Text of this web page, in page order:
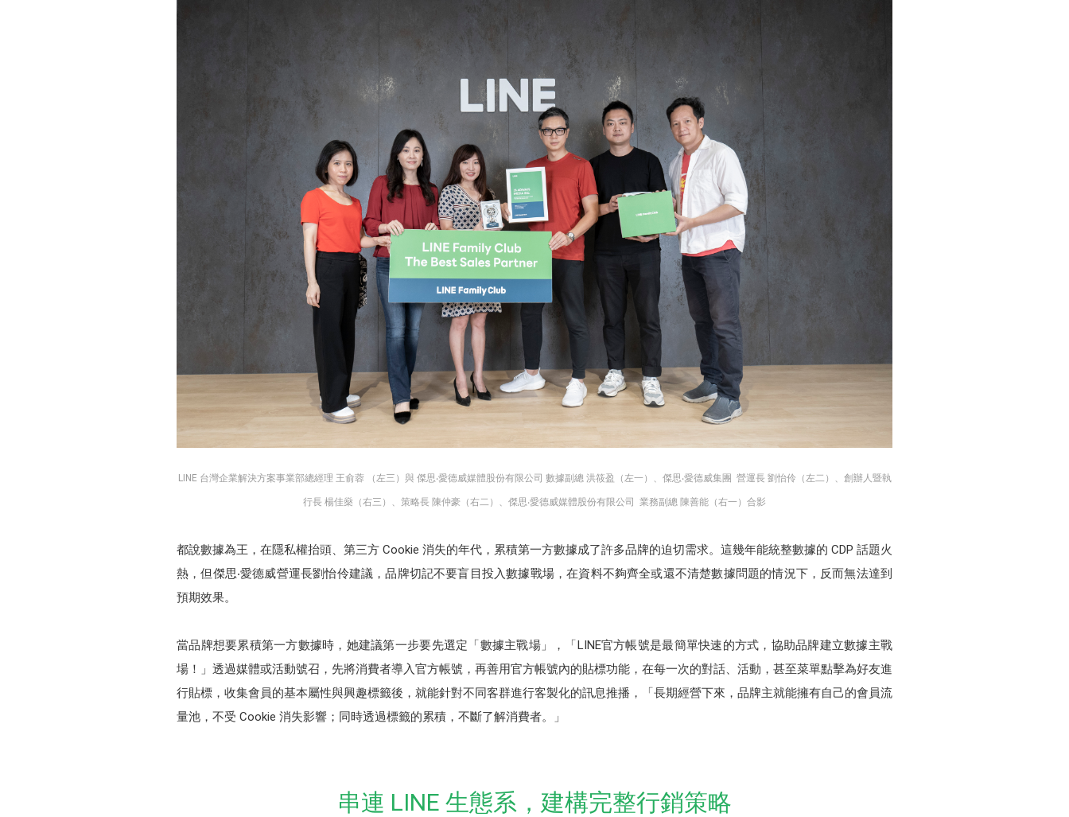
LINE 台灣企業解決方案事業部總經理 王俞蓉 （左三）與 傑思‧愛德威媒體股份有限公司 數據副總 洪筱盈（左一）、傑思‧愛德威集團 營運長 劉怡伶（左二）、創辦人暨執
行長 楊佳燊（右三）、策略長 陳仲豪（右二）、傑思‧愛德威媒體股份有限公司 業務副總 陳善能（右一）合影
都說數據為王，在隱私權抬頭、第三方 Cookie 消失的年代，累積第一方數據成了許多品牌的迫切需求。這幾年能統整數據的 CDP 話題火
熱，但傑思‧愛德威營運長劉怡伶建議，品牌切記不要盲目投入數據戰場，在資料不夠齊全或還不清楚數據問題的情況下，反而無法達到
預期效果。
當品牌想要累積第一方數據時，她建議第一步要先選定「數據主戰場」，「LINE官方帳號是最簡單快速的方式，協助品牌建立數據主戰
場！」透過媒體或活動號召，先將消費者導入官方帳號，再善用官方帳號內的貼標功能，在每一次的對話、活動，甚至菜單點擊為好友進
行貼標，收集會員的基本屬性與興趣標籤後，就能針對不同客群進行客製化的訊息推播，「長期經營下來，品牌主就能擁有自己的會員流
量池，不受 Cookie 消失影響；同時透過標籤的累積，不斷了解消費者。」
串連 LINE 生態系，建構完整行銷策略